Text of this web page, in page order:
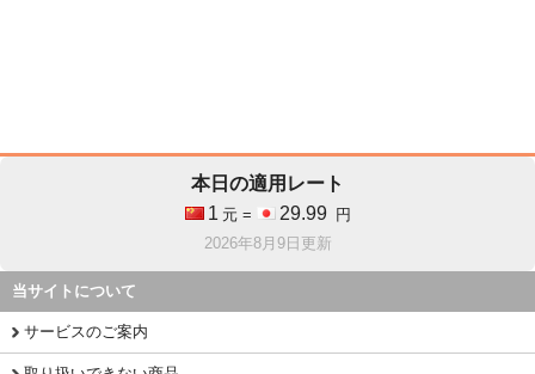
本日の適用レート
1 元 = 29.99
円
2026年8月9日更新
当サイトについて
サービスのご案内